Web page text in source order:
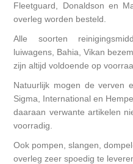
Fleetguard, Donaldson en
overleg worden besteld.
Alle soorten
luiwagens, Bahia, Vikan
zijn altijd voldoende op
Natuurlijk mogen de verven
Sigma, International en
daaraan verwante artikelen
voorradig.
Ook pompen, slangen,
overleg zeer spoedig te